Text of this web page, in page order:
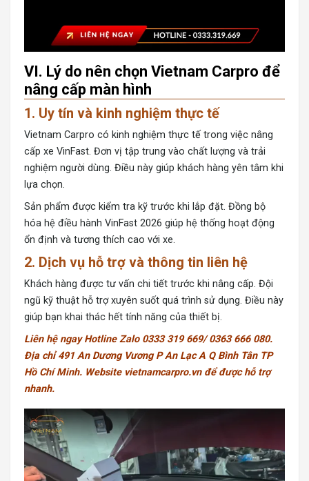
VI. Lý do nên chọn Vietnam Carpro để
nâng cấp màn hình
1. Uy tín và kinh nghiệm thực tế
Vietnam Carpro có kinh nghiệm thực tế trong việc nâng
cấp xe VinFast. Đơn vị tập trung vào chất lượng và trải
nghiệm người dùng. Điều này giúp khách hàng yên tâm khi
lựa chọn.
Sản phẩm được kiểm tra kỹ trước khi lắp đặt. Đồng bộ
hóa hệ điều hành VinFast 2026 giúp hệ thống hoạt động
ổn định và tương thích cao với xe.
2. Dịch vụ hỗ trợ và thông tin liên hệ
Khách hàng được tư vấn chi tiết trước khi nâng cấp. Đội
ngũ kỹ thuật hỗ trợ xuyên suốt quá trình sử dụng. Điều này
giúp bạn khai thác hết tính năng của thiết bị.
Liên hệ ngay Hotline Zalo 0333 319 669/ 0363 666 080.
Địa chỉ 491 An Dương Vương P An Lạc A Q Bình Tân TP
Hồ Chí Minh. Website vietnamcarpro.vn để được hỗ trợ
nhanh.